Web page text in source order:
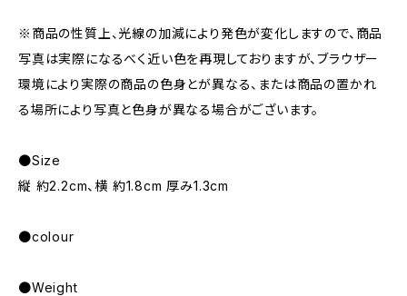
※商品の性質上、光線の加減により発色が変化しますので、商品
写真は実際になるべく近い色を再現しておりますが、ブラウザー
環境により実際の商品の色身とが異なる、または商品の置かれ
る場所により写真と色身が異なる場合がございます。
●Size
縦 約2.2cm、横 約1.8cm 厚み1.3cm
●colour
●Weight